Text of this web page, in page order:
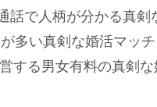
話で人柄が分かる真剣
多い真剣な婚活マッ
する男女有料の真剣